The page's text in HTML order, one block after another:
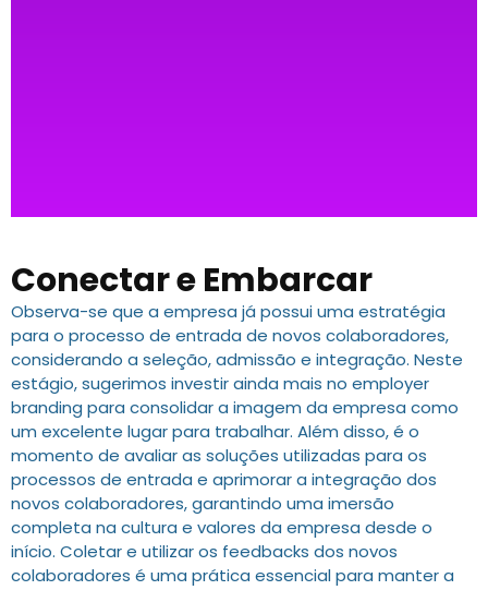
Conectar e Embarcar
Observa-se que a empresa já possui uma estratégia
para o processo de entrada de novos colaboradores,
considerando a seleção, admissão e integração. Neste
estágio, sugerimos investir ainda mais no employer
branding para consolidar a imagem da empresa como
um excelente lugar para trabalhar. Além disso, é o
momento de avaliar as soluções utilizadas para os
processos de entrada e aprimorar a integração dos
novos colaboradores, garantindo uma imersão
completa na cultura e valores da empresa desde o
início. Coletar e utilizar os feedbacks dos novos
colaboradores é uma prática essencial para manter a